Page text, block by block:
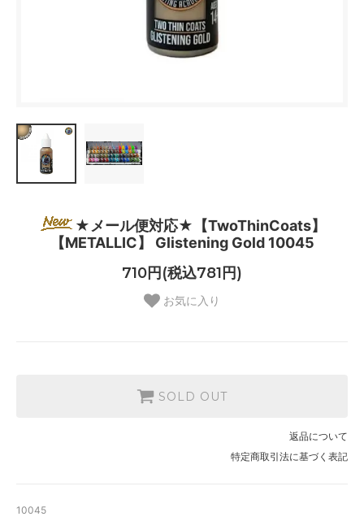
★メール便対応★【TwoThinCoats】
【METALLIC】 Glistening Gold 10045
710円(税込781円)
お気に入り
SOLD OUT
返品について
特定商取引法に基づく表記
10045